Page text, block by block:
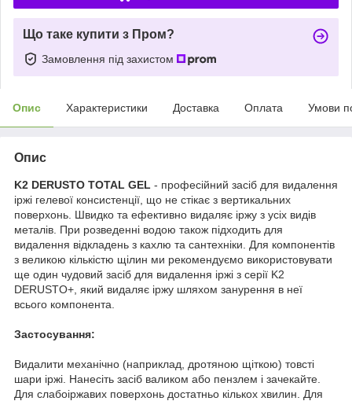
Що таке купити з Пром?
Замовлення під захистом
Опис Характеристики Доставка Оплата Умови
Опис
K2 DERUSTO TOTAL GEL - професійний засіб для видалення
іржі гелевої консистенції, що не стікає з вертикальних
поверхонь. Швидко та ефективно видаляє іржу з усіх видів
металів. При розведенні водою також підходить для
видалення відкладень з кахлю та сантехніки. Для компонентів
з великою кількістю щілин ми рекомендуємо використовувати
ще один чудовий засіб для видалення іржі з серії K2
DERUSTO+, який видаляє іржу шляхом занурення в неї
всього компонента.
Застосування:
Видалити механічно (наприклад, дротяною щіткою) товсті
шари іржі. Нанесіть засіб валиком або пензлем і зачекайте.
Для слабоіржавих поверхонь достатньо кількох хвилин. Для